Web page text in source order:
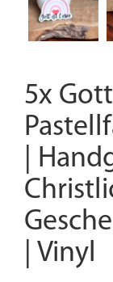
5x
|
| Vinyl